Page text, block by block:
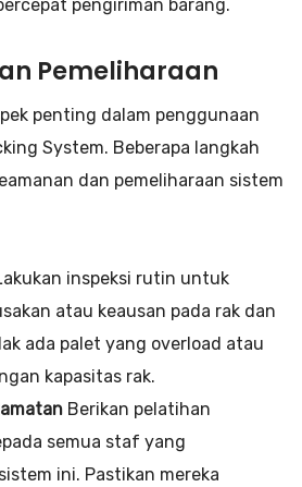
pengiriman barang.
Pemeliharaan
penting dalam penggunaan
System. Beberapa langkah
dan pemeliharaan sistem
inspeksi rutin untuk
atau keausan pada rak dan
ada palet yang overload atau
kapasitas rak.
Berikan pelatihan
semua staf yang
ini. Pastikan mereka